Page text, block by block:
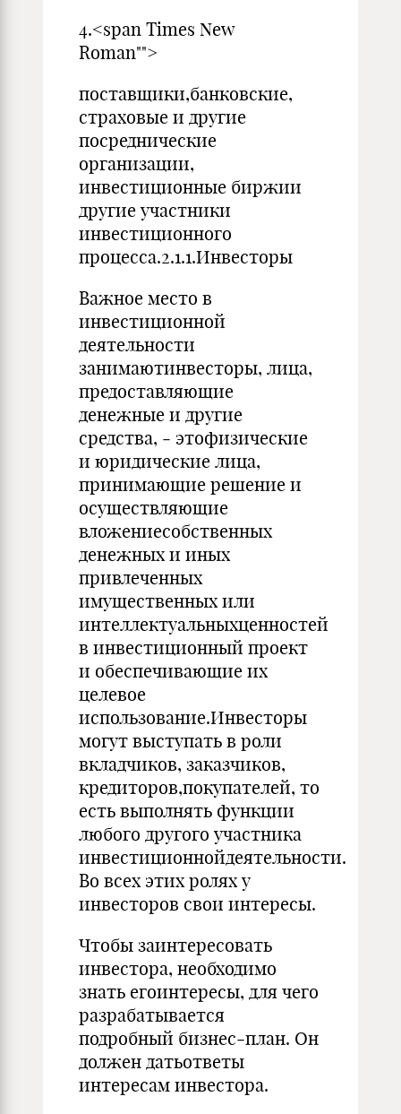
4.<span Times New
Roman"">
поставщики,банковские,
страховые и другие
посреднические
организации,
инвестиционные биржии
другие участники
инвестиционного
процесса.2.1.1.Инвесторы
Важное место в
инвестиционной
деятельности
занимаютинвесторы, лица,
предоставляющие
денежные и другие
средства, ‑ этофизические
и юридические лица,
принимающие решение и
осуществляющие
вложениесобственных
денежных и иных
привлеченных
имущественных или
интеллектуальныхценностей
в инвестиционный проект
и обеспечивающие их
целевое
использование.Инвесторы
могут выступать в роли
вкладчиков, заказчиков,
кредиторов,покупателей, то
есть выполнять функции
любого другого участника
инвестиционнойдеятельности.
Во всех этих ролях у
инвесторов свои интересы.
Чтобы заинтересовать
инвестора, необходимо
знать егоинтересы, для чего
разрабатывается
подробный бизнес‑план. Он
должен датьответы
интересам инвестора.